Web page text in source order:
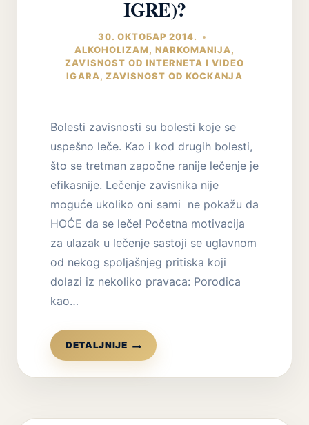
IGRE)?
30. ОКТОБАР 2014.
ALKOHOLIZAM, NARKOMANIJA,
ZAVISNOST OD INTERNETA I VIDEO
IGARA, ZAVISNOST OD KOCKANJA
Bolesti zavisnosti su bolesti koje se
uspešno leče. Kao i kod drugih bolesti,
što se tretman započne ranije lečenje je
efikasnije. Lečenje zavisnika nije
moguće ukoliko oni sami ne pokažu da
HOĆE da se leče! Početna motivacija
za ulazak u lečenje sastoji se uglavnom
od nekog spoljašnjeg pritiska koji
dolazi iz nekoliko pravaca: Porodica
kao…
DETALJNIJE
KAKO
MOTIVISATI
LEČI